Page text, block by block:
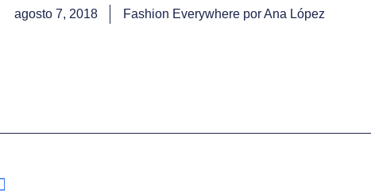
agosto 7, 2018 Fashion Everywhere por Ana López